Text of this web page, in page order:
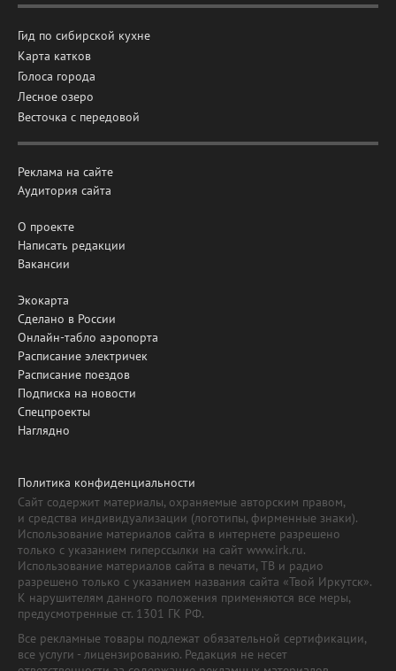
Гид по сибирской кухне
Карта катков
Голоса города
Лесное озеро
Весточка с передовой
Реклама на сайте
Аудитория сайта
О проекте
Написать редакции
Вакансии
Экокарта
Сделано в России
Онлайн-табло аэропорта
Расписание электричек
Расписание поездов
Подписка на новости
Спецпроекты
Наглядно
Политика конфиденциальности
Сайт содержит материалы, охраняемые авторским правом,
и средства индивидуализации (логотипы, фирменные знаки).
Использование материалов сайта в интернете разрешено
только с указанием гиперссылки на сайт www.irk.ru.
Использование материалов сайта в печати, ТВ и радио
разрешено только с указанием названия сайта «Твой Иркутск».
К нарушителям данного положения применяются все меры,
предусмотренные ст. 1301 ГК РФ.
Все рекламные товары подлежат обязательной сертификации,
все услуги - лицензированию. Редакция не несет